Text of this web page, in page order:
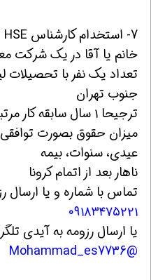
7- استخدام کارشناس HSE در تهران
خانم یا آقا در یک شرکت
تعداد یک نفر با تحصیلات
جنوب تهران
ترجیحا ۱ سال سابقه کار مرتبط
میزان حقوق بصورت توافقی
عیدی، سنوات، بیمه
ناهار بعد از اتمام کرونا
تماس با شماره و یا ارسال
۰۹۱۸۳۴۷۵۲۲۱
یا ارسال رزومه به آیدی
@Mohammad_es7736